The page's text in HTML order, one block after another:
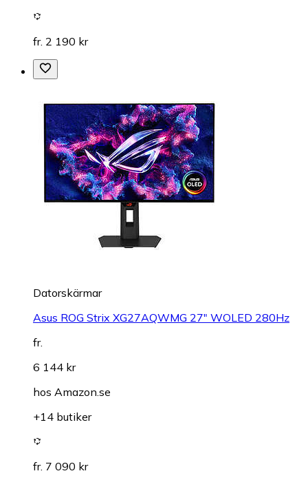
fr. 2 190 kr
Datorskärmar
Asus ROG Strix XG27AQWMG 27" WOLED 280Hz
fr.
6 144 kr
hos Amazon.se
+14 butiker
fr. 7 090 kr